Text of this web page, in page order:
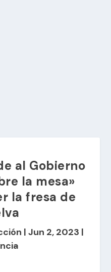
al Gobierno
la mesa»
la fresa de
| Jun 2, 2023 |